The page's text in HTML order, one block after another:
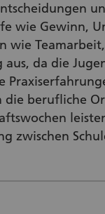
wie Gewinn,
wie
aus, da die
berufliche
zwischen